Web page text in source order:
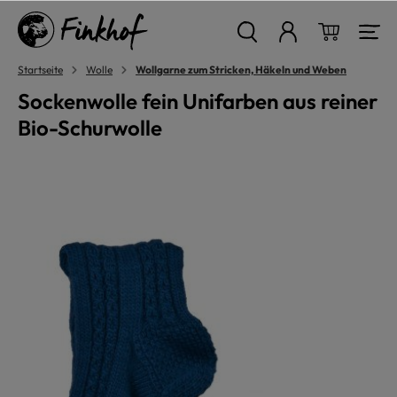
springen
Startseite Wolle Wollgarne zum Stricken, Häkeln und Weben
Sockenwolle fein Unifarben aus reiner
Bio-Schurwolle